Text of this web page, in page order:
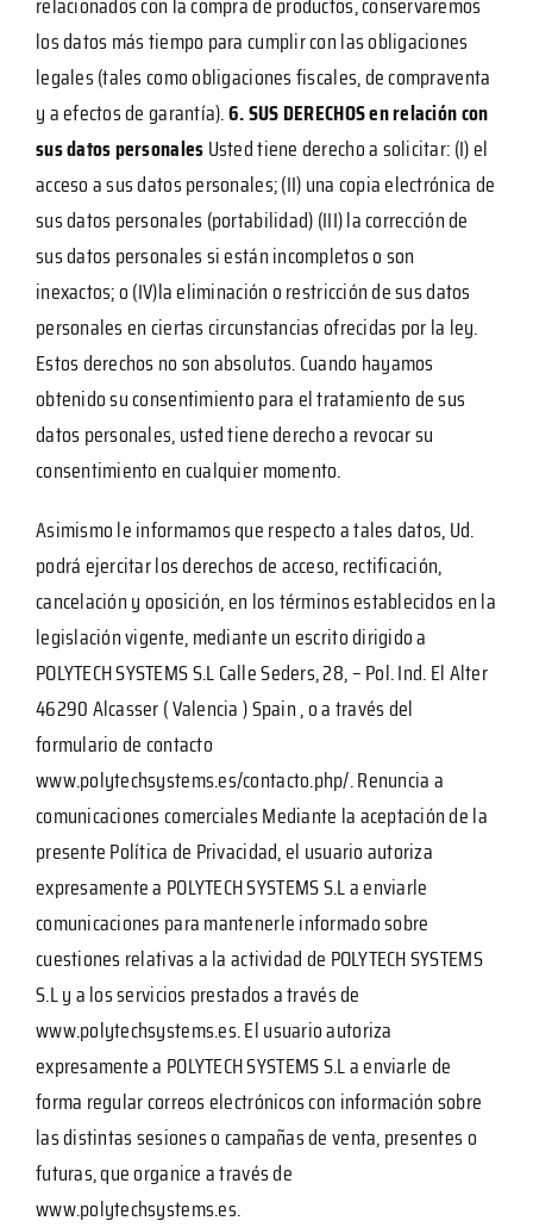
los datos más tiempo para cumplir con las obligaciones
legales (tales como obligaciones fiscales, de compraventa
y a efectos de garantía).6. SUS DERECHOS en relación con
sus datos personalesUsted tiene derecho a solicitar: (I) el
acceso a sus datos personales; (II) una copia electrónica de
sus datos personales (portabilidad) (III) la corrección de
sus datos personales si están incompletos o son
inexactos; o (IV)la eliminación o restricción de sus datos
personales en ciertas circunstancias ofrecidas por la ley.
Estos derechos no son absolutos. Cuando hayamos
obtenido su consentimiento para el tratamiento de sus
datos personales, usted tiene derecho a revocar su
consentimiento en cualquier momento.
Asimismo le informamos que respecto a tales datos, Ud.
podrá ejercitar los derechos de acceso, rectificación,
cancelación y oposición, en los términos establecidos en la
legislación vigente, mediante un escrito dirigido a
POLYTECH SYSTEMS S.L Calle Seders, 28, – Pol. Ind. El Alter
46290 Alcasser ( Valencia ) Spain , o a través del
formulario de contacto
www.polytechsystems.es/contacto.php/. Renuncia a
comunicaciones comerciales Mediante la aceptación de la
presente Política de Privacidad, el usuario autoriza
expresamente a POLYTECH SYSTEMS S.L a enviarle
comunicaciones para mantenerle informado sobre
cuestiones relativas a la actividad de POLYTECH SYSTEMS
S.L y a los servicios prestados a través de
www.polytechsystems.es. El usuario autoriza
expresamente a POLYTECH SYSTEMS S.L a enviarle de
forma regular correos electrónicos con información sobre
las distintas sesiones o campañas de venta, presentes o
futuras, que organice a través de
www.polytechsystems.es.